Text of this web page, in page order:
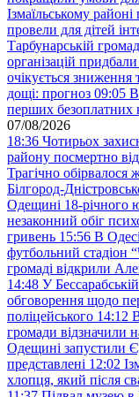
Ізмаїльському районі
провели для дітей
Тарбунарській
організацій
очікується зниження
дощі: прогноз 09:05 В
перших безоплатних
07/08/2026
18:36 Чотирьох
району посмертно
Трагічно обірвалося
Білгород-
Одещині 18-річного
незаконний обіг
гривень 15:56 В
футбольний стадіон
громаді відкрили
14:48 У
обговорення щодо
поліцейського 14:12
громади відзначили
Одещині запустили
представлені 12:02
хлопця, який після